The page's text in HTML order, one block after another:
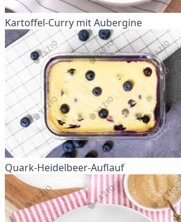
Kartoffel-Curry mit Aubergine
Quark-Heidelbeer-Auflauf